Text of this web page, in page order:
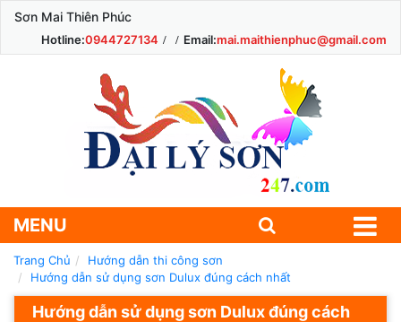
Sơn Mai Thiên Phúc
Hotline:0944727134 Email:mai.maithienphuc@gmail.com
MENU
Trang Chủ
Hướng dẫn thi công sơn
Hướng dẫn sử dụng sơn Dulux đúng cách nhất
Hướng dẫn sử dụng sơn Dulux đúng cách